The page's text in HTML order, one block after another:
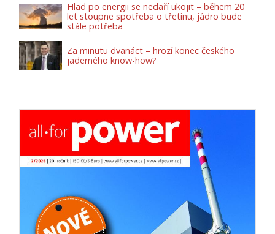
Hlad po energii se nedaří ukojit – během 20
let stoupne spotřeba o třetinu, jádro bude
stále potřeba
Za minutu dvanáct – hrozí konec českého
jaderného know-how?